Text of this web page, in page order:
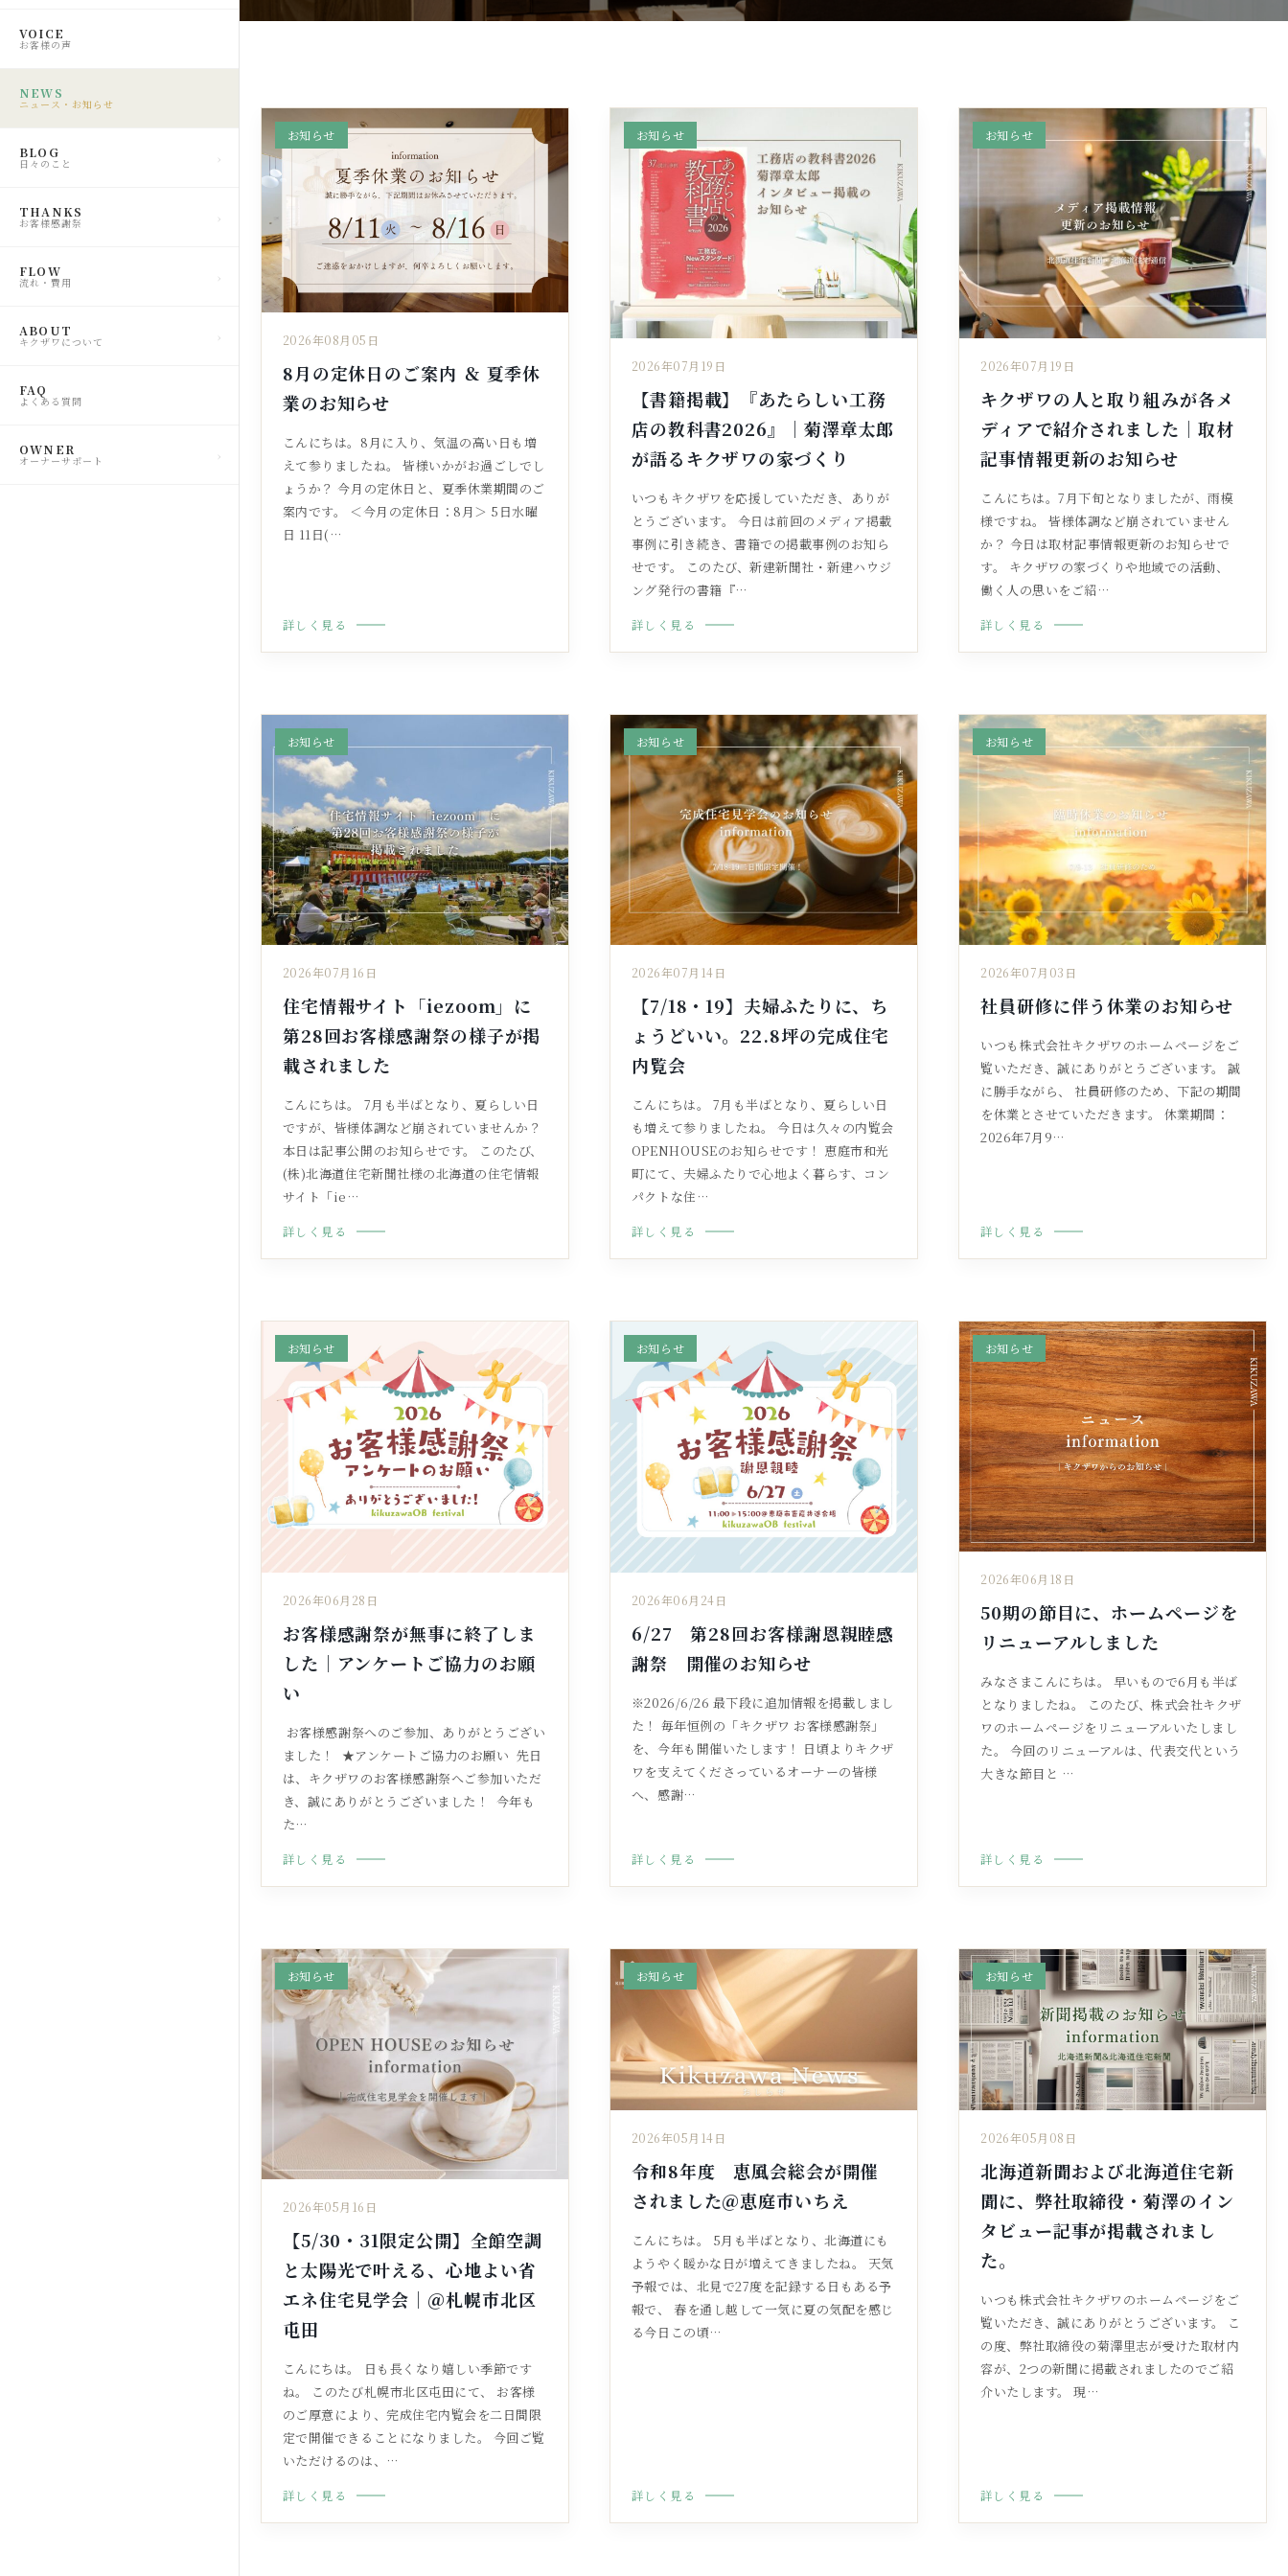
VOICE
お客様の声
NEWS
ニュース・お知らせ
BLOG
日々のこと
THANKS
お客様感謝祭
FLOW
流れ・費用
ABOUT
キクザワについて
FAQ
よくある質問
OWNER
オーナーサポート
お知らせ
2026年08月05日
8月の定休日のご案内 ＆ 夏季休
業のお知らせ
こんにちは。8月に入り、気温の高い日も増
えて参りましたね。 皆様いかがお過ごしでし
ょうか？ 今月の定休日と、夏季休業期間のご
案内です。 ＜今月の定休日：8月＞ 5日水曜
日 11日(…
詳しく見る
お知らせ
2026年07月19日
【書籍掲載】『あたらしい工務
店の教科書2026』｜菊澤章太郎
が語るキクザワの家づくり
いつもキクザワを応援していただき、ありが
とうございます。 今日は前回のメディア掲載
事例に引き続き、書籍での掲載事例のお知ら
せです。 このたび、新建新聞社・新建ハウジ
ング発行の書籍『…
詳しく見る
お知らせ
2026年07月19日
キクザワの人と取り組みが各メ
ディアで紹介されました｜取材
記事情報更新のお知らせ
こんにちは。7月下旬となりましたが、雨模
様ですね。 皆様体調など崩されていません
か？ 今日は取材記事情報更新のお知らせで
す。 キクザワの家づくりや地域での活動、
働く人の思いをご紹…
詳しく見る
お知らせ
2026年07月16日
住宅情報サイト「iezoom」に
第28回お客様感謝祭の様子が掲
載されました
こんにちは。 7月も半ばとなり、夏らしい日
ですが、皆様体調など崩されていませんか？
本日は記事公開のお知らせです。 このたび、
(株)北海道住宅新聞社様の北海道の住宅情報
サイト「ie…
詳しく見る
お知らせ
2026年07月14日
【7/18・19】夫婦ふたりに、ち
ょうどいい。22.8坪の完成住宅
内覧会
こんにちは。 7月も半ばとなり、夏らしい日
も増えて参りましたね。 今日は久々の内覧会
OPENHOUSEのお知らせです！ 恵庭市和光
町にて、夫婦ふたりで心地よく暮らす、コン
パクトな住…
詳しく見る
お知らせ
2026年07月03日
社員研修に伴う休業のお知らせ
いつも株式会社キクザワのホームページをご
覧いただき、誠にありがとうございます。 誠
に勝手ながら、 社員研修のため、下記の期間
を休業とさせていただきます。 休業期間：
2026年7月9…
詳しく見る
お知らせ
2026年06月28日
お客様感謝祭が無事に終了しま
した｜アンケートご協力のお願
い
ㅤ お客様感謝祭へのご参加、ありがとうござい
ました！ ㅤ ★アンケートご協力のお願い ㅤ 先日
は、キクザワのお客様感謝祭へご参加いただ
き、誠にありがとうございました！ ㅤ 今年も
た…
詳しく見る
お知らせ
2026年06月24日
6/27 第28回お客様謝恩親睦感
謝祭 開催のお知らせ
※2026/6/26 最下段に追加情報を掲載しまし
た！ 毎年恒例の「キクザワ お客様感謝祭」
を、今年も開催いたします！ 日頃よりキクザ
ワを支えてくださっているオーナーの皆様
へ、感謝…
詳しく見る
お知らせ
2026年06月18日
50期の節目に、ホームページを
リニューアルしました
みなさまこんにちは。 早いもので6月も半ば
となりましたね。 このたび、株式会社キクザ
ワのホームページをリニューアルいたしまし
た。 今回のリニューアルは、代表交代という
大きな節目と …
詳しく見る
お知らせ
2026年05月16日
【5/30・31限定公開】全館空調
と太陽光で叶える、心地よい省
エネ住宅見学会｜＠札幌市北区
屯田
こんにちは。 日も長くなり嬉しい季節です
ね。 このたび札幌市北区屯田にて、 お客様
のご厚意により、完成住宅内覧会を二日間限
定で開催できることになりました。 今回ご覧
いただけるのは、…
詳しく見る
お知らせ
2026年05月14日
令和8年度 恵風会総会が開催
されました＠恵庭市いちえ
こんにちは。 5月も半ばとなり、北海道にも
ようやく暖かな日が増えてきましたね。 天気
予報では、北見で27度を記録する日もある予
報で、 春を通し越して一気に夏の気配を感じ
る今日この頃…
詳しく見る
お知らせ
2026年05月08日
北海道新聞および北海道住宅新
聞に、弊社取締役・菊澤のイン
タビュー記事が掲載されまし
た。
いつも株式会社キクザワのホームページをご
覧いただき、誠にありがとうございます。 こ
の度、弊社取締役の菊澤里志が受けた取材内
容が、2つの新聞に掲載されましたのでご紹
介いたします。 現…
詳しく見る